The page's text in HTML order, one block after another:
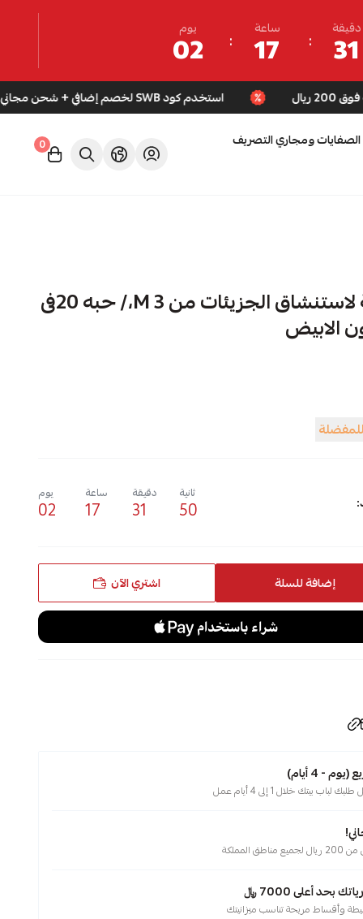
31
دقيقة 17
ساعة 02
يوم
استخدم كود SWB لخصم إضافي + شحن مجاني للطلبات فوق 200 ريال
الصفايات ومجاري التصريف
0
كمامة مانعة لاستنشاق الجزيئات من M 3،/ حبه 20فى
الابيض
49
ثانية
31
دقيقة
17
ساعة
02
يوم
إضافة للسلة اشتري الآن
- 4 أيام)
بيتك خلال 1 إلى 4 أيام عمل
المملكة
بحد أعلى 7000 ﷼
وأقساط مريحة تناسب ميزانيتك